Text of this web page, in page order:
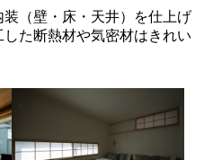
（壁・床・天井）を仕上げ
た断熱材や気密材はきれい